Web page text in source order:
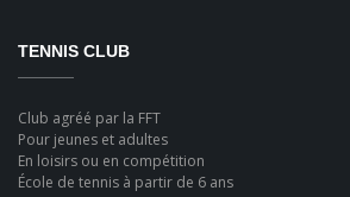
TENNIS CLUB
Club agréé par la FFT
Pour jeunes et adultes
En loisirs ou en compétition
École de tennis à partir de 6 ans